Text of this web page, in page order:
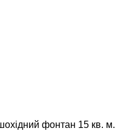
фонтан 15 кв. м.